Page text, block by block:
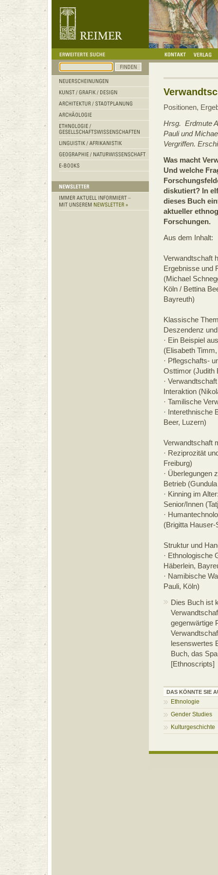
Positionen,
Hrsg. Erdmute
Pauli und
Vergriffen.
Was macht
Und welche
diskutiert? In
dieses Buch
aktueller
Forschungen.
Aus dem Inhalt:
Verwandtschaft
Ergebnisse und
(Michael
Köln / Bettina
Bayreuth)
Klassische
Deszendenz
· Ein Beispiel
(Elisabeth
· Pflegschafts-
Osttimor (Judith
·
Interaktion
· Tamilische
· Interethnische
Beer, Luzern)
Verwandtschaft
· Reziprozität
Freiburg)
· Überlegungen
Betrieb
· Kinning im
Senior/Innen
·
(Brigitta
Struktur und
· Ethnologische
Häberlein,
· Namibische
Pauli, Köln)
Dies Buch ist
gegenwärtige
lesenswertes
Buch, das
[Ethnoscripts]
DAS KÖNNTE SIE
Ethnologie
Gender Studies
Kulturgeschichte